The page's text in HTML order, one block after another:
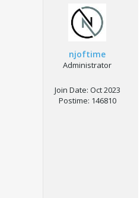
njoftime
Administrator
Join Date: Oct 2023
Postime: 146810